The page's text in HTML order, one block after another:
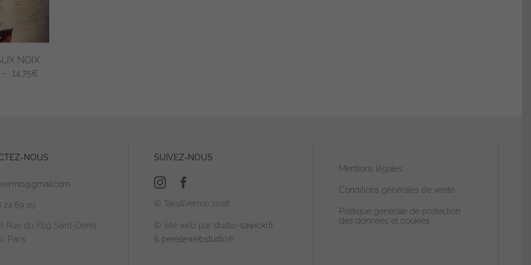
NOIX
– 14,75€
NOUS
24 89 29
Rue du Fbg Saint-Denis
Paris
SUIVEZ-NOUS
© Taka&Vermo 2026
© Site web par studio-sawicki.fr
& perellewebstudio.fr
Mentions légales
Conditions générales de vente
Politique générale de protection
des données et cookies